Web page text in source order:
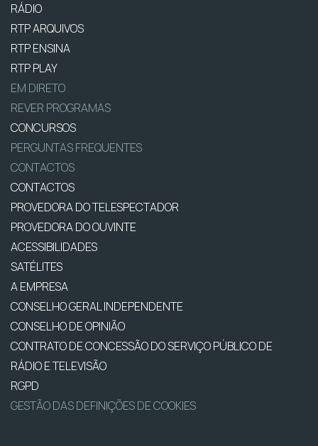
RÁDIO
RTP ARQUIVOS
RTP ENSINA
RTP PLAY
EM DIRETO
REVER PROGRAMAS
CONCURSOS
PERGUNTAS FREQUENTES
CONTACTOS
CONTACTOS
PROVEDORA DO TELESPECTADOR
PROVEDORA DO OUVINTE
ACESSIBILIDADES
SATÉLITES
A EMPRESA
CONSELHO GERAL INDEPENDENTE
CONSELHO DE OPINIÃO
CONTRATO DE CONCESSÃO DO SERVIÇO PÚBLICO DE
RÁDIO E TELEVISÃO
RGPD
GESTÃO DAS DEFINIÇÕES DE COOKIES